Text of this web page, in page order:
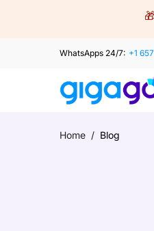
🎁
WhatsApps 24/7: +1
Home / Blog